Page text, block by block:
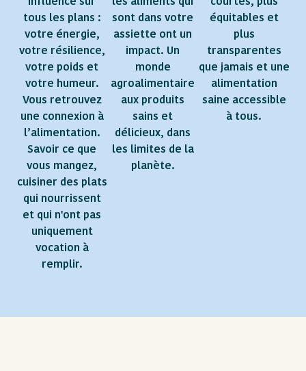
influence sur
tous les plans :
votre énergie,
votre résilience,
votre poids et
votre humeur.
Vous retrouvez
une connexion à
l’alimentation.
Savoir ce que
vous mangez,
cuisiner des plats
qui nourrissent
et qui n'ont pas
uniquement
vocation à
remplir.
les aliments qui
sont dans votre
assiette ont un
impact. Un
monde
agroalimentaire
aux produits
sains et
délicieux, dans
les limites de la
planète.
courtes, plus
équitables et
plus
transparentes
que jamais et une
alimentation
saine accessible
à tous.